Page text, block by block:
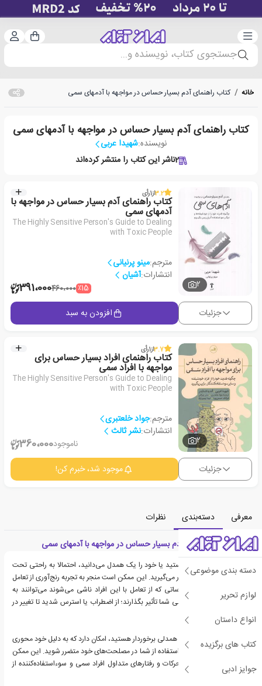
دسته‌بندی سبد
جستجوی کتاب، نویسنده و...
دسته بندی موضوعی
لوازم تحریر
انواع داستان
کتاب های برگزیده
جوایز ادبی
خانه / کتاب راهنمای آدم بسیار حساس در مواجهه با آدمهای سمی
کتاب راهنمای آدم بسیار حساس در مواجهه با آدمهای سمی
نویسنده:شهیدا عربی
2ناشر این کتاب را منتشر کرده‌اند
2
3.2از1رأی
کتاب راهنمای آدم بسیار حساس در مواجهه با
آدمهای سمی
The Highly Sensitive Person's Guide to Dealing
with Toxic People
مترجم:مینو پرنیانی
انتشارات:آشیان
٪15460،000391،000
جزئیات افزودن به سبد
2
3.7از1رأی
کتاب راهنمای افراد بسیار حساس برای
مواجهه با افراد سمی
The Highly Sensitive Person's Guide to Dealing
with Toxic People
مترجم:جواد خلعتبری
انتشارات:نشر ثالث
ناموجود360،000
جزئیات موجود شد، خبرم کن!
معرفی دسته‌بندی
نظرات
معرفی کتاب راهنمای آدم بسیار حساس در مواجهه با آدمهای سمی
اگر شما بسیار حساس هستید یا خود را یک همدل می‌دانید، احتمالا به راحتی تحت
تأثیر دنیای اطراف خود قرار می‌گیرید. این ممکن است منجر به تجربه رنج‌آوری از تعامل
با افراد سمی شود. احساساتی که از تعامل با این افراد ناشی می‌شوند می‌توانند به
شکل‌های مختلفی در زندگی شما تأثیر بگذارند؛ از اضطراب یا استرس شدید تا تغییر در
احساسات شما.
اگر از طبیعت حساسیت و همدلی برخوردار هستید، امکان دارد که به دلیل خود محوری
و خودشیفتگی افراد برای استفاده از شما در مصلحت‌های خود متضرر شوید. این ممکن
است به شکلی عمده به حرکات و رفتارهای متداول افراد سمی و سوءاستفاده‌کننده از
دیگران منجر شود.